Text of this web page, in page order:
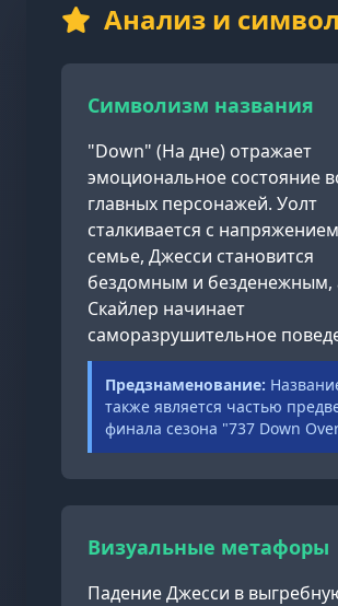
Анализ и
Символизм названия
"Down" (На дне) отражает
эмоциональное состояние
главных персонажей. Уолт
сталкивается с
семье, Джесси становится
бездомным и безденежным,
Скайлер начинает
саморазрушительное
Предзнаменование:
также является частью
финала сезона "737 Down
Визуальные метафоры
Падение Джесси в